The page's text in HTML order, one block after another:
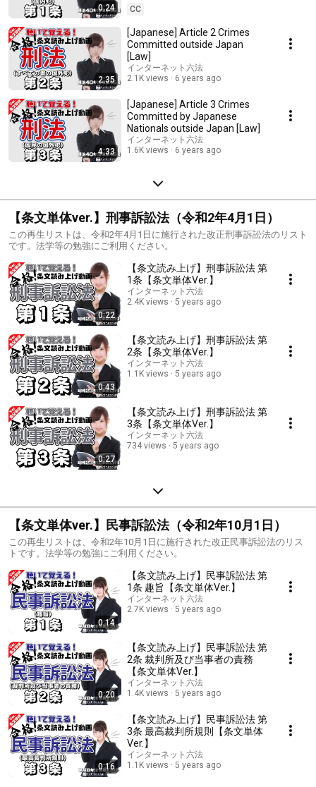
0:24
CC
2:35
[Japanese] Article 2 Crimes
Committed outside Japan
[Law]
インターネット六法
2.1K views
6 years ago
4:33
[Japanese] Article 3 Crimes
Committed by Japanese
Nationals outside Japan [Law]
インターネット六法
1.6K views
6 years ago
【条文単体ver.】刑事訴訟法（令和2年4月1日）
この再生リストは、令和2年4月1日に施行された改正刑事訴訟法のリスト
です。法学等の勉強にご利用ください。
0:22
【条文読み上げ】刑事訴訟法 第
1条【条文単体Ver.】
インターネット六法
2.4K views
5 years ago
0:43
【条文読み上げ】刑事訴訟法 第
2条【条文単体Ver.】
インターネット六法
1.1K views
5 years ago
0:27
【条文読み上げ】刑事訴訟法 第
3条【条文単体Ver.】
インターネット六法
734 views
5 years ago
【条文単体ver.】民事訴訟法（令和2年10月1日）
この再生リストは、令和2年10月1日に施行された改正民事訴訟法のリス
トです。法学等の勉強にご利用ください。
0:14
【条文読み上げ】民事訴訟法 第
1条 趣旨【条文単体Ver.】
インターネット六法
2.7K views
5 years ago
0:20
【条文読み上げ】民事訴訟法 第
2条 裁判所及び当事者の責務
【条文単体Ver.】
インターネット六法
1.4K views
5 years ago
0:16
【条文読み上げ】民事訴訟法 第
3条 最高裁判所規則【条文単体
Ver.】
インターネット六法
1.1K views
5 years ago